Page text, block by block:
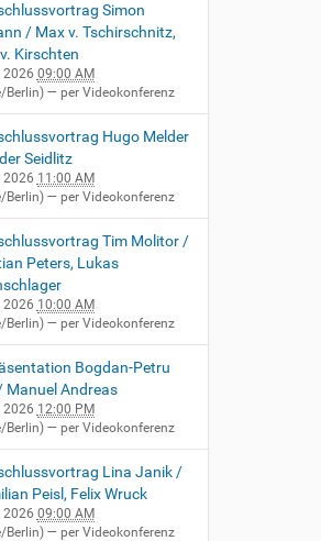
Simon
/ Max v. Tschirschnitz,
Kirschten
2026 09:00 AM
Berlin) — per Videokonferenz
Hugo Melder
Seidlitz
2026 11:00 AM
Berlin) — per Videokonferenz
Tim Molitor /
Peters, Lukas
2026 10:00 AM
Berlin) — per Videokonferenz
Bogdan-Petru
Manuel Andreas
2026 12:00 PM
Berlin) — per Videokonferenz
Lina Janik /
Peisl, Felix Wruck
2026 09:00 AM
Berlin) — per Videokonferenz